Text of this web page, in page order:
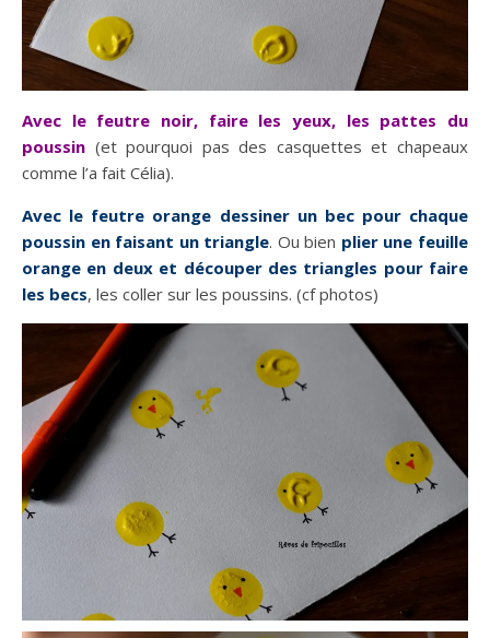
Avec le feutre noir, faire les yeux, les pattes du
poussin (et pourquoi pas des casquettes et chapeaux
comme l’a fait Célia).
Avec le feutre orange dessiner un bec pour chaque
poussin en faisant un triangle. Ou bien plier une feuille
orange en deux et découper des triangles pour faire
les becs, les coller sur les poussins. (cf photos)